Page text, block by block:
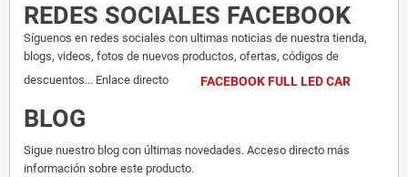
REDES SOCIALES FACEBOOK
Síguenos en redes sociales con ultimas noticias de nuestra tienda,
blogs, videos, fotos de nuevos productos, ofertas, códigos de
descuentos... Enlace directo
FACEBOOK FULL LED CAR
BLOG
Sigue nuestro blog con últimas novedades. Acceso directo más
información sobre este producto.